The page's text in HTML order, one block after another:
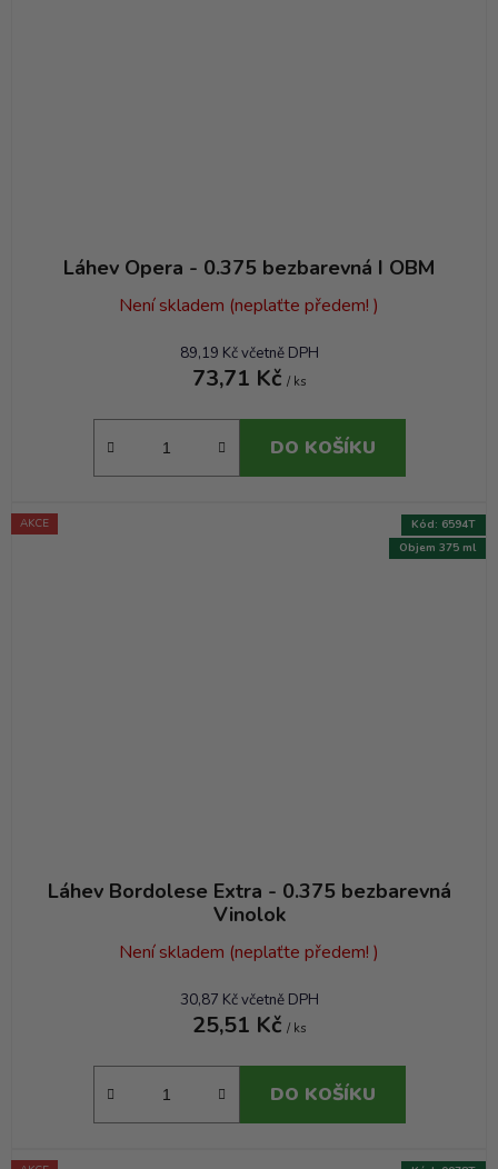
Láhev Opera - 0.375 bezbarevná I OBM
Není skladem (neplaťte předem! )
89,19 Kč včetně DPH
73,71 Kč / ks
DO KOŠÍKU
AKCE
Láhev Bordolese Extra - 0.375 bezbarevná
Vinolok
Není skladem (neplaťte předem! )
30,87 Kč včetně DPH
25,51 Kč / ks
DO KOŠÍKU
Objem 375 ml
Kód: 6594T